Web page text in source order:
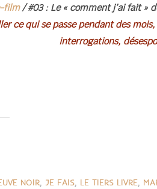
film/ #03 : Le « comment j’ai fait »
ce qui se passe pendant des
interrogations,
NOIR, JE FAIS, LE TIERS LIVRE,